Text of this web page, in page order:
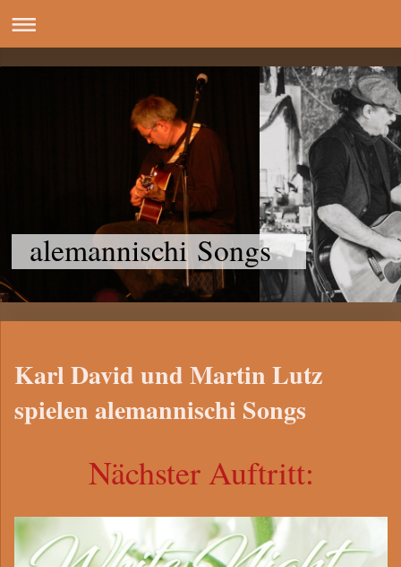
alemannischi Songs
Karl David und Martin Lutz
spielen alemannischi Songs
Nächster Auftritt: